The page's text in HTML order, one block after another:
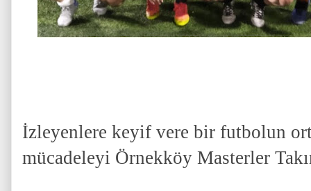
İzleyenlere keyif vere bir futbolun
mücadeleyi Örnekköy Masterler